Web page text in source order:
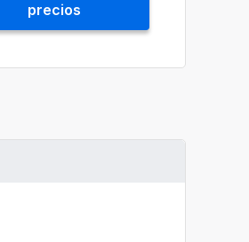
precios